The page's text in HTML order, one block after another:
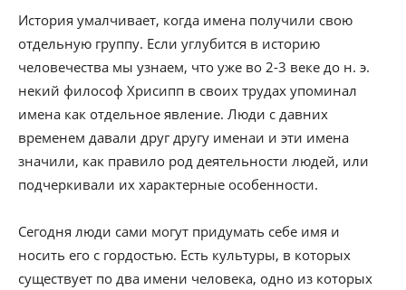
История умалчивает, когда имена получили свою
отдельную группу. Если углубится в историю
человечества мы узнаем, что уже во 2-3 веке до н. э.
некий философ Хрисипп в своих трудах упоминал
имена как отдельное явление. Люди с давних
временем давали друг другу именаи и эти имена
значили, как правило род деятельности людей, или
подчеркивали их характерные особенности.
Сегодня люди сами могут придумать себе имя и
носить его с гордостью. Есть культуры, в которых
существует по два имени человека, одно из которых